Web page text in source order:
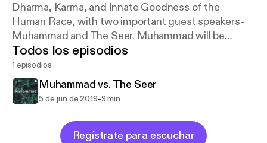
Dharma, Karma, and Innate Goodness of the
Human Race, with two important guest speakers-
Muhammad and The Seer. Muhammad will be
discussing the Koran and The Seer will discuss The
Ramayana.
Todos los episodios
1 episodios
Muhammad vs. The Seer
5 de jun de 2019-9 min
Regístrate para escuchar